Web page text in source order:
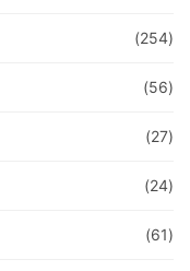
(254)
(56)
(27)
(24)
(61)